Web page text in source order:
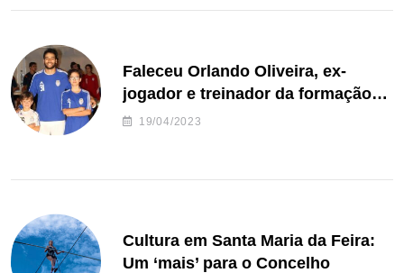
Faleceu Orlando Oliveira, ex-
jogador e treinador da formação
de andebol do Feirense
19/04/2023
Cultura em Santa Maria da Feira:
Um ‘mais’ para o Concelho